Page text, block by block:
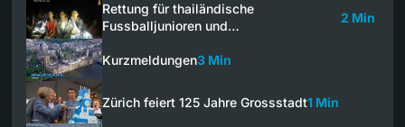
Rettung für thailändische
Fussballjunioren und…
2 Min
Kurzmeldungen3 Min
Zürich feiert 125 Jahre Grossstadt1 Min